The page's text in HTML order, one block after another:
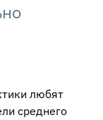
любят
среднего